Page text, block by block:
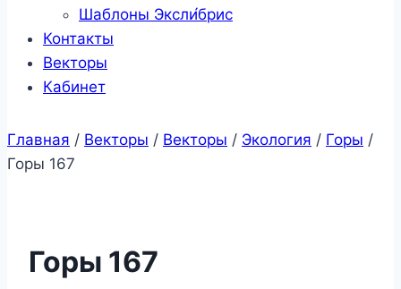
Шаблоны Эксли́брис
Контакты
Векторы
Кабинет
Главная / Векторы / Векторы / Экология / Горы /
Горы 167
Горы 167